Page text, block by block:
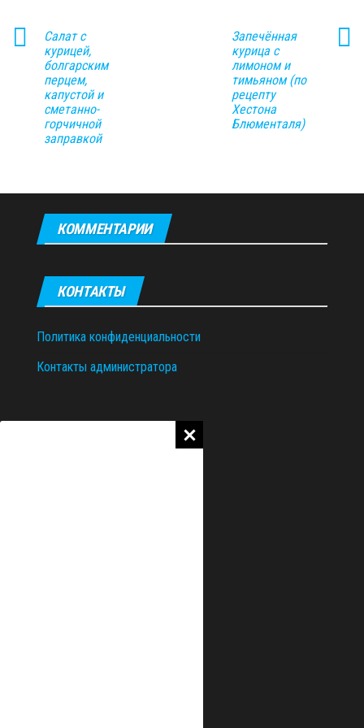
Салат с
курицей,
болгарским
перцем,
капустой и
сметанно-
горчичной
заправкой
Запечённая
курица с
лимоном и
тимьяном (по
рецепту
Хестона
Блюменталя)
КОММЕНТАРИИ
КОНТАКТЫ
Политика конфиденциальности
Контакты администратора